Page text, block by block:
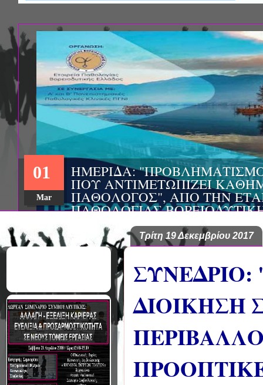
ΗΜΕΡΙΔΑ:
ΠΟΥ ΑΝΤΙΜΕΤΩΠΙΖΕΙ
ΠΑΘΟΛΟΓΟΣ", ΑΠΟ ΤΗΝ
ΠΑΘΟΛΟΓΙΑΣ
ΤΙΣ Α' & Β'
ΚΛΙΝΙΚΕΣ ΠΓΝΙ
01
Mar
Τρίτη 19 Δεκεμβρίου 2017
ΔΙΟΙΚΗΣΗ